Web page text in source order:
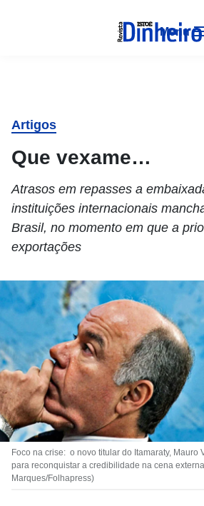
Menu
Artigos
Que vexame…
Atrasos em repasses a
instituições internacionais
Brasil, no momento em que a
exportações
Foco na crise: o novo titular do Itamaraty, Mauro
para reconquistar a credibilidade na cena
Marques/Folhapress)